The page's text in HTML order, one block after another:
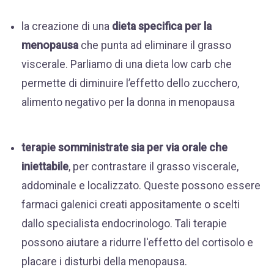
la creazione di una dieta specifica per la
menopausa che punta ad eliminare il grasso
viscerale. Parliamo di una dieta low carb che
permette di diminuire l’effetto dello zucchero,
alimento negativo per la donna in menopausa
terapie somministrate sia per via orale che
iniettabile, per contrastare il grasso viscerale,
addominale e localizzato. Queste possono essere
farmaci galenici creati appositamente o scelti
dallo specialista endocrinologo. Tali terapie
possono aiutare a ridurre l'effetto del cortisolo e
placare i disturbi della menopausa.